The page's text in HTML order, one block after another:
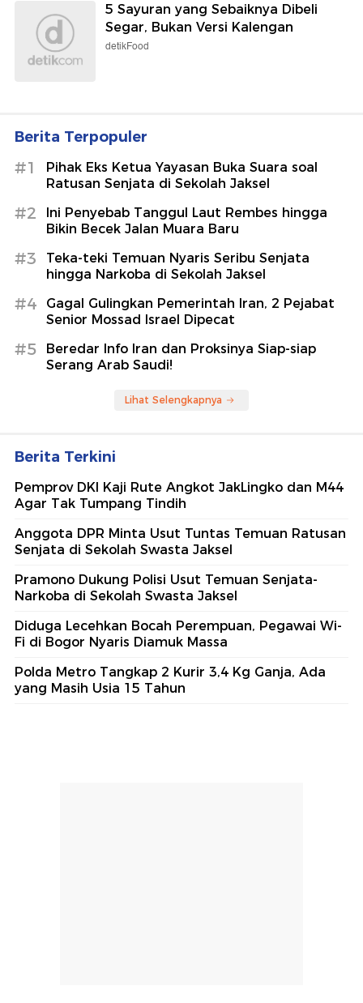
5 Sayuran yang Sebaiknya Dibeli
Segar, Bukan Versi Kalengan
detikFood
Berita Terpopuler
#1
Pihak Eks Ketua Yayasan Buka Suara soal
Ratusan Senjata di Sekolah Jaksel
#2
Ini Penyebab Tanggul Laut Rembes hingga
Bikin Becek Jalan Muara Baru
#3
Teka-teki Temuan Nyaris Seribu Senjata
hingga Narkoba di Sekolah Jaksel
#4
Gagal Gulingkan Pemerintah Iran, 2 Pejabat
Senior Mossad Israel Dipecat
#5
Beredar Info Iran dan Proksinya Siap-siap
Serang Arab Saudi!
Lihat Selengkapnya
Berita Terkini
Pemprov DKI Kaji Rute Angkot JakLingko dan M44
Agar Tak Tumpang Tindih
Anggota DPR Minta Usut Tuntas Temuan Ratusan
Senjata di Sekolah Swasta Jaksel
Pramono Dukung Polisi Usut Temuan Senjata-
Narkoba di Sekolah Swasta Jaksel
Diduga Lecehkan Bocah Perempuan, Pegawai Wi-
Fi di Bogor Nyaris Diamuk Massa
Polda Metro Tangkap 2 Kurir 3,4 Kg Ganja, Ada
yang Masih Usia 15 Tahun